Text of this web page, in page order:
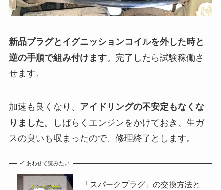
新品プラグとイグニッションコイルを外した時と
逆の手順で組み付けます。完了したら試験稼働さ
せます。
加速も良くなり、 アイドリングの不安定もなくな
りました。しばらくエンジンをかけておき、生ガ
スの臭いも収まったので、修理終了とします。
あわせて読みたい
「スパークプラグ」の交換方法と